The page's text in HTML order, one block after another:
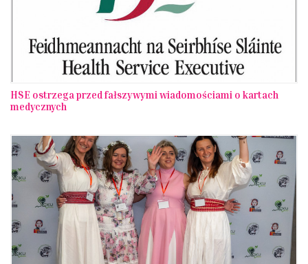
HSE ostrzega przed fałszywymi wiadomościami o kartach
medycznych